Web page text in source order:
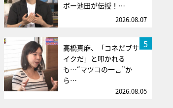
ボー池田が伝授！…
2026.08.07
5
高橋真麻、「コネだブサ
イクだ」と叩かれる
も…“マツコの一言”か
ら…
2026.08.05